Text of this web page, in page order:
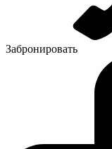
Забронировать